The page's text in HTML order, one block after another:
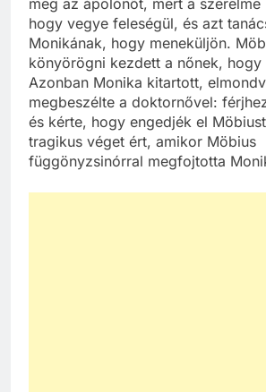
hogy vegye feleségül, és azt
Monikának, hogy meneküljön.
könyörögni kezdett a nőnek, hogy
Azonban Monika kitartott,
megbeszélte a doktornővel:
és kérte, hogy engedjék el
tragikus véget ért, amikor Möbius
függönyzsinórral megfojtotta